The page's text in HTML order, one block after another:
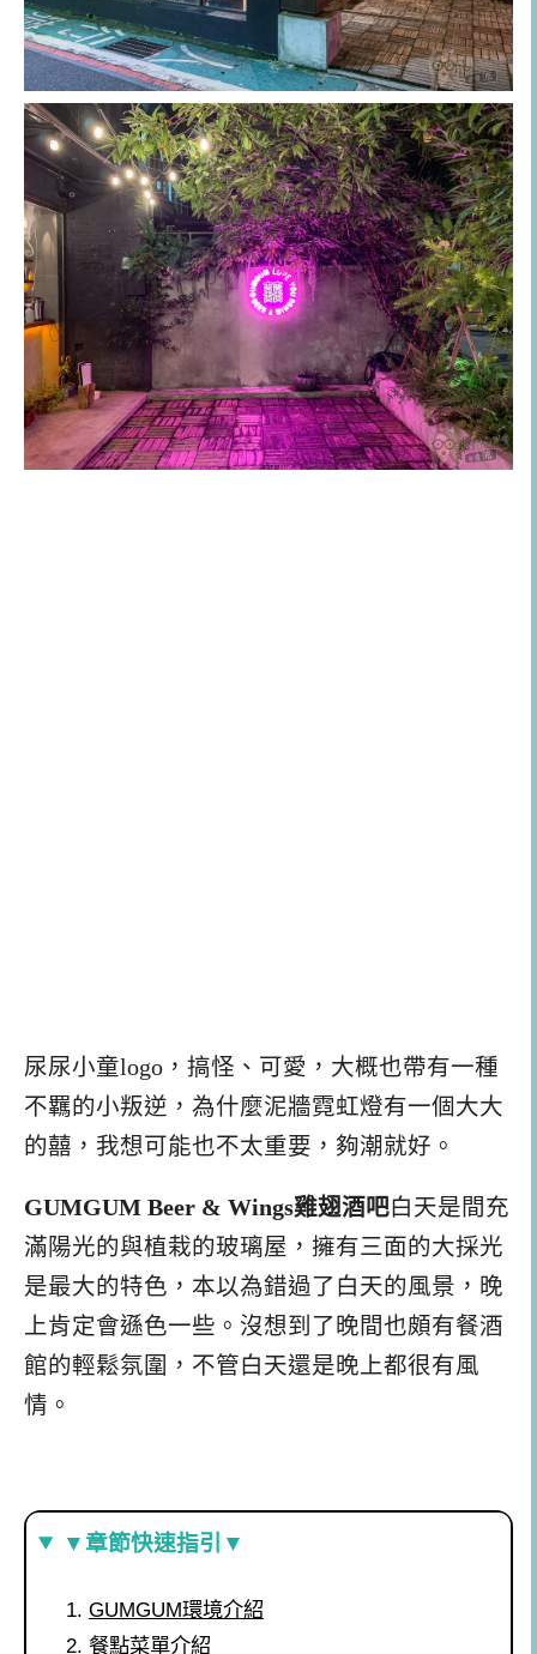
尿尿小童logo，搞怪、可愛，大概也帶有一種
不羈的小叛逆，為什麼泥牆霓虹燈有一個大大
的囍，我想可能也不太重要，夠潮就好。
GUMGUM Beer & Wings雞翅酒吧白天是間充
滿陽光的與植栽的玻璃屋，擁有三面的大採光
是最大的特色，本以為錯過了白天的風景，晚
上肯定會遜色一些。沒想到了晚間也頗有餐酒
館的輕鬆氛圍，不管白天還是晚上都很有風
情。
▼章節快速指引▼
GUMGUM環境介紹
餐點菜單介紹